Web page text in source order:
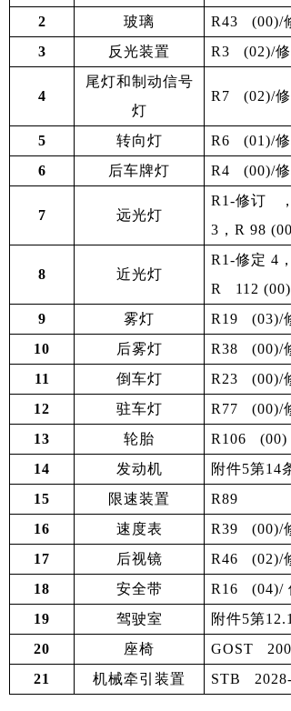
2
玻璃
R43 (00)/
3
反光装置 R3 (02)/修
4
尾灯和制动信号
灯
R7 (02)/修
5 转向灯
R6 (01)/修
6
后车牌灯 R4 (00)/修
7 远光灯
R1-修订
3，R 98
8 近光灯
R1-修定 4
R 112 (00)/
9
雾灯
R19 (03)/
10
后雾灯
R38 (00)/
11
倒车灯
R23 (00)/
12
驻车灯
R77 (00)/
13
轮胎
R106 (00)
14
发动机
附件5第14
15
限速装置
R89
16
速度表
R39 (00)/
17
后视镜
R46 (02)/
18
安全带
R16 (04)/
19
驾驶室
附件5第
20
座椅
GOST
21
机械牵引装置 STB 2028-